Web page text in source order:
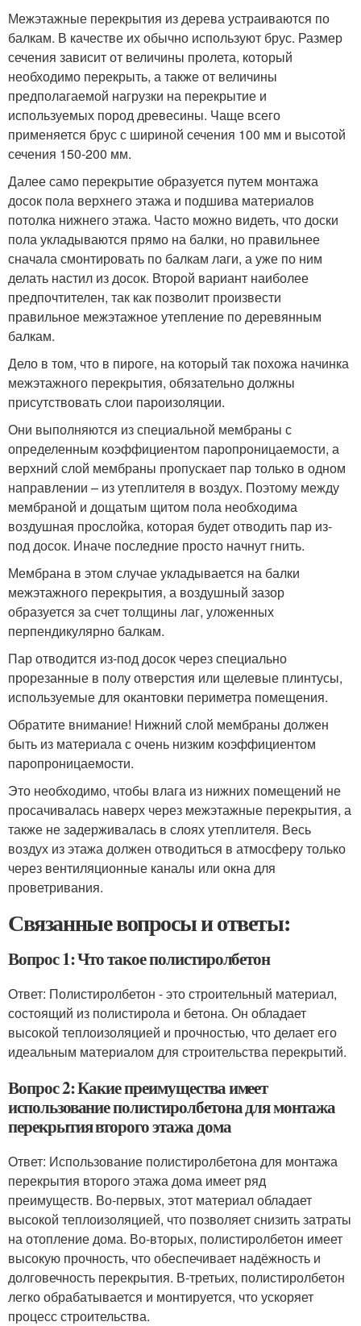
Межэтажные перекрытия из дерева устраиваются по
балкам. В качестве их обычно используют брус. Размер
сечения зависит от величины пролета, который
необходимо перекрыть, а также от величины
предполагаемой нагрузки на перекрытие и
используемых пород древесины. Чаще всего
применяется брус с шириной сечения 100 мм и высотой
сечения 150-200 мм.
Далее само перекрытие образуется путем монтажа
досок пола верхнего этажа и подшива материалов
потолка нижнего этажа. Часто можно видеть, что доски
пола укладываются прямо на балки, но правильнее
сначала смонтировать по балкам лаги, а уже по ним
делать настил из досок. Второй вариант наиболее
предпочтителен, так как позволит произвести
правильное межэтажное утепление по деревянным
балкам.
Дело в том, что в пироге, на который так похожа начинка
межэтажного перекрытия, обязательно должны
присутствовать слои пароизоляции.
Они выполняются из специальной мембраны с
определенным коэффициентом паропроницаемости, а
верхний слой мембраны пропускает пар только в одном
направлении – из утеплителя в воздух. Поэтому между
мембраной и дощатым щитом пола необходима
воздушная прослойка, которая будет отводить пар из-
под досок. Иначе последние просто начнут гнить.
Мембрана в этом случае укладывается на балки
межэтажного перекрытия, а воздушный зазор
образуется за счет толщины лаг, уложенных
перпендикулярно балкам.
Пар отводится из-под досок через специально
прорезанные в полу отверстия или щелевые плинтусы,
используемые для окантовки периметра помещения.
Обратите внимание! Нижний слой мембраны должен
быть из материала с очень низким коэффициентом
паропроницаемости.
Это необходимо, чтобы влага из нижних помещений не
просачивалась наверх через межэтажные перекрытия, а
также не задерживалась в слоях утеплителя. Весь
воздух из этажа должен отводиться в атмосферу только
через вентиляционные каналы или окна для
проветривания.
Связанные вопросы и ответы:
Вопрос 1: Что такое полистиролбетон
Ответ: Полистиролбетон - это строительный материал,
состоящий из полистирола и бетона. Он обладает
высокой теплоизоляцией и прочностью, что делает его
идеальным материалом для строительства перекрытий.
Вопрос 2: Какие преимущества имеет
использование полистиролбетона для монтажа
перекрытия второго этажа дома
Ответ: Использование полистиролбетона для монтажа
перекрытия второго этажа дома имеет ряд
преимуществ. Во-первых, этот материал обладает
высокой теплоизоляцией, что позволяет снизить затраты
на отопление дома. Во-вторых, полистиролбетон имеет
высокую прочность, что обеспечивает надёжность и
долговечность перекрытия. В-третьих, полистиролбетон
легко обрабатывается и монтируется, что ускоряет
процесс строительства.